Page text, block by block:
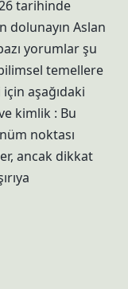
tarihinde
dolunayın Aslan
yorumlar şu
temellere
aşağıdaki
kimlik : Bu
noktası
ancak dikkat